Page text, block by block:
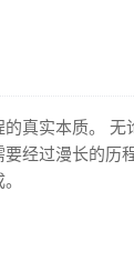
真实本质。 无
经过漫长的历